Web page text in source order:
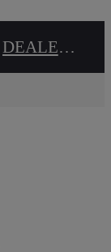
DEALER NAME